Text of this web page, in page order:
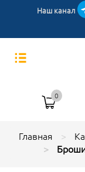
Наш канал
0
Главная